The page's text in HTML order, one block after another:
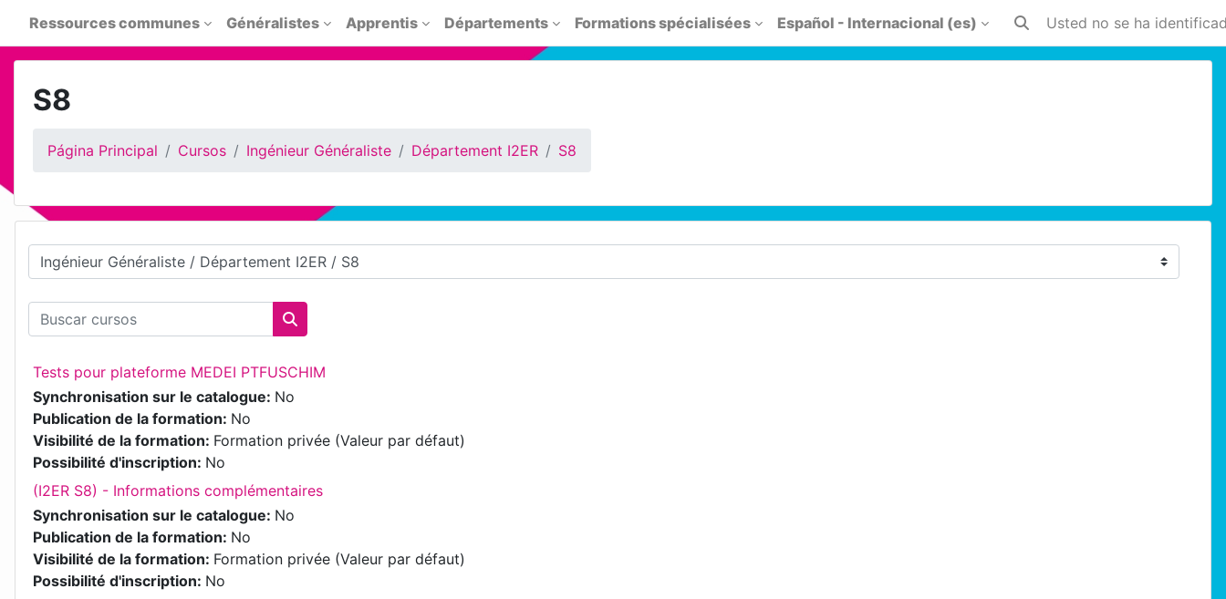
Ressources communes Généralistes Apprentis Départements Formations spécialisées Español - Internacional ‎(es)‎
Selector de búsqueda de
Usted no se ha
S8
Página Principal Cursos Ingénieur Généraliste Département I2ER S8
Categorías
Buscar cursos
Buscar cursos
Tests pour plateforme MEDEI PTFUSCHIM
Synchronisation sur le catalogue: No
Publication de la formation: No
Visibilité de la formation: Formation privée (Valeur par défaut)
Possibilité d'inscription: No
(I2ER S8) - Informations complémentaires
Synchronisation sur le catalogue: No
Publication de la formation: No
Visibilité de la formation: Formation privée (Valeur par défaut)
Possibilité d'inscription: No